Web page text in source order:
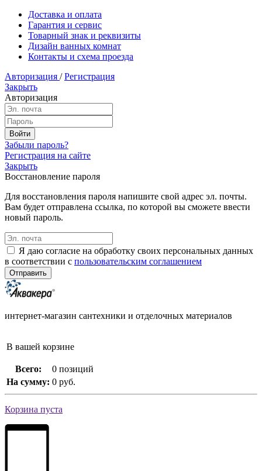
Доставка и оплата
Гарантия и сервис
Товарный знак и реквизиты
Дизайн ванных комнат
Контакты и схема проезда
Авторизация / Регистрация
Закрыть
Авторизация
Забыли пароль?
Регистрация на сайте
Закрыть
Восстановление пароля
Для восстановления пароля напишите свой адрес эл. почты.
Вам будет отправлена ссылка, по которой вы сможете ввести
новый пароль.
Я даю согласие на обработку своих персональных данных
в соответствии с пользовательским соглашением
интернет-магазин сантехники и отделочных материалов
В вашей корзине
Всего:
0 позиций
На сумму: 0 руб.
Корзина пуста